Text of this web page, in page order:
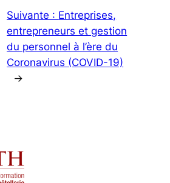
Suivante : Entreprises,
entrepreneurs et gestion
du personnel à l’ère du
Coronavirus (COVID-19)
→